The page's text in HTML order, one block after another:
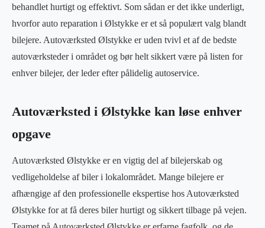
behandlet hurtigt og effektivt. Som sådan er det ikke underligt,
hvorfor auto reparation i Ølstykke er et så populært valg blandt
bilejere. Autoværksted Ølstykke er uden tvivl et af de bedste
autoværksteder i området og bør helt sikkert være på listen for
enhver bilejer, der leder efter pålidelig autoservice.
Autoværksted i Ølstykke kan løse enhver
opgave
Autoværksted Ølstykke er en vigtig del af bilejerskab og
vedligeholdelse af biler i lokalområdet. Mange bilejere er
afhængige af den professionelle ekspertise hos Autoværksted
Ølstykke for at få deres biler hurtigt og sikkert tilbage på vejen.